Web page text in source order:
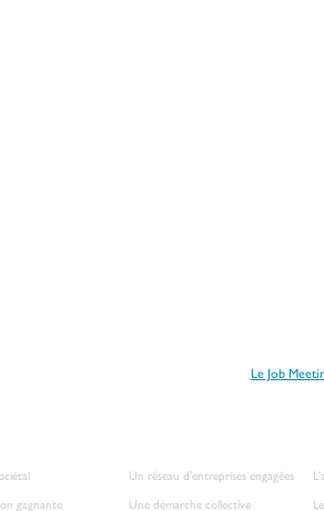
Le Job
gagnante
Un réseau d'entreprises engagées
Une démarche collective